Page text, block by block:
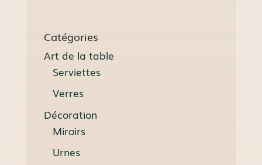
Catégories
Art de la table
Serviettes
Verres
Décoration
Miroirs
Urnes